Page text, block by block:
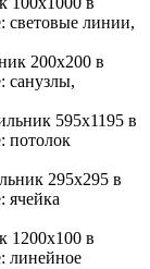
световые линии,
200x200 в
санузлы,
595x1195 в
потолок
295x295 в
ячейка
1200x100 в
линейное